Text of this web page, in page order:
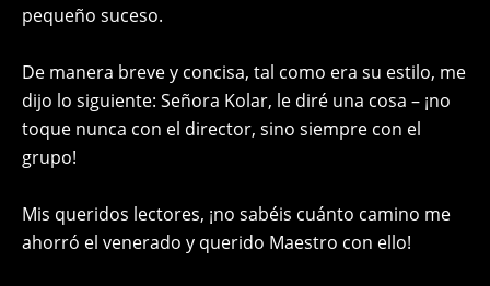
pequeño suceso.
De manera breve y concisa, tal como era su estilo, me
dijo lo siguiente: Señora Kolar, le diré una cosa – ¡no
toque nunca con el director, sino siempre con el
grupo!
Mis queridos lectores, ¡no sabéis cuánto camino me
ahorró el venerado y querido Maestro con ello!